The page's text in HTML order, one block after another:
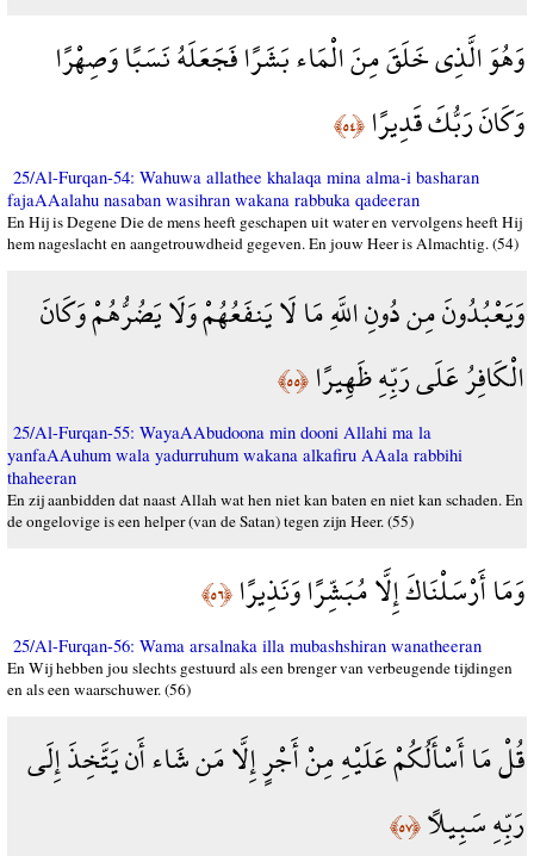
وَهُوَ الَّذِي خَلَقَ مِنَ الْمَاء بَشَرًا فَجَعَلَهُ نَسَبًا وَصِهْرًا
وَكَانَ رَبُّكَ قَدِيرًا﴿٥٤﴾
25/Al-Furqan-54: Wahuwa allathee khalaqa mina alma-i basharan
fajaAAalahu nasaban wasihran wakana rabbuka qadeeran
En Hij is Degene Die de mens heeft geschapen uit water en vervolgens heeft Hij
hem nageslacht en aangetrouwdheid gegeven. En jouw Heer is Almachtig. (54)
وَيَعْبُدُونَ مِن دُونِ اللَّهِ مَا لَا يَنفَعُهُمْ وَلَا يَضُرُّهُمْ وَكَانَ
الْكَافِرُ عَلَى رَبِّهِ ظَهِيرًا﴿٥٥﴾
25/Al-Furqan-55: WayaAAbudoona min dooni Allahi ma la
yanfaAAuhum wala yadurruhum wakana alkafiru AAala rabbihi
thaheeran
En zij aanbidden dat naast Allah wat hen niet kan baten en niet kan schaden. En
de ongelovige is een helper (van de Satan) tegen zijn Heer. (55)
وَمَا أَرْسَلْنَاكَ إِلَّا مُبَشِّرًا وَنَذِيرًا﴿٥٦﴾
25/Al-Furqan-56: Wama arsalnaka illa mubashshiran wanatheeran
En Wij hebben jou slechts gestuurd als een brenger van verbeugende tijdingen
en als een waarschuwer. (56)
قُلْ مَا أَسْأَلُكُمْ عَلَيْهِ مِنْ أَجْرٍ إِلَّا مَن شَاء أَن يَتَّخِذَ إِلَى
رَبِّهِ سَبِيلًا﴿٥٧﴾